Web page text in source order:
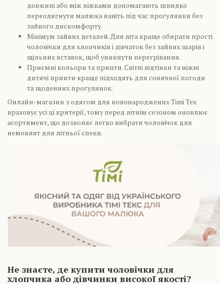
довжині або між ніжками допомагають швидко
переодягнути малюка навіть під час прогулянки без
зайвого дискомфорту.
Мінімум зайвих деталей. Для літа краще обирати прості
чоловічки для хлопчиків і дівчаток без зайвих шарів і
щільних вставок, щоб уникнути перегрівання.
Приємні кольори та принти. Світлі відтінки та ніжні
дитячі принти краще підходять для сонячної погоди
та щоденних прогулянок.
Онлайн-магазин з одягом для новонароджених Timi Тех
враховує усі ці критерії, тому перед літнім сезоном оновлює
асортимент, що дозволяє легко вибрати чоловічок для
немовлят для літньої спеки.
Не знаєте, де купити чоловічки для
хлопчика або дівчинки високої якості?